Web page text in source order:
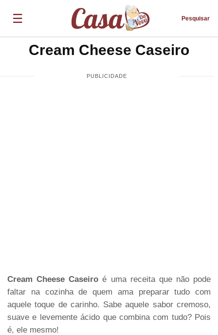
☰ Pesquisar
Cream Cheese Caseiro
Cream Cheese Caseiro é uma receita que não pode
faltar na cozinha de quem ama preparar tudo com
aquele toque de carinho. Sabe aquele sabor cremoso,
suave e levemente ácido que combina com tudo? Pois
é, ele mesmo!